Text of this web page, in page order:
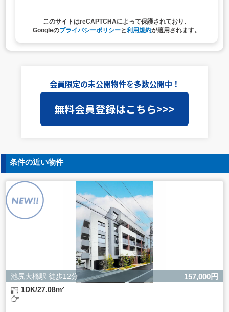
（1）お問い合わせ対応（本人への連絡を含む）のため
4. 個人情報取扱いの委託
当社は事業運営上、前項利用目的の範囲に限って個人情報
を外部に委託することがあります。この場合、個人情報保
護水準の高い委託先を選定し、個人情報の適正管理・機密
保持についての契約を交わし、適切な管理を実施させま
5. 個人情報の開示等の請求
ご本人様は、当社に対してご自身の個人情報の開示等（利
用目的の通知、開示、内容の訂正・追加・削除、利用の停
止または消去、第三者への提供の停止）に関して、下記の
当社問合わせ窓口に申し出ることができます。その際、当
社はお客様ご本人を確認させていただいたうえで、合理的
な間内に対応いたします。
【お問合せ窓口】
株式会社バレッグス 個人情報問合せ窓口
住所 東京都目黒区鷹番2-5-21
電話 03-3794-1115
お問合せメールアドレス privacy@balleggs.co.jp
受付時間：平日10：30～17：00 ※弊社公休日を除く
このサイトはreCAPTCHAによって保護されており、
Googleのプライバシーポリシーと利用規約が適用されます。
会員限定の未公開物件を多数公開中！
無料会員登録はこちら>>>
条件の近い物件
池尻大橋駅 徒歩12分 157,000円
1DK/27.08m²